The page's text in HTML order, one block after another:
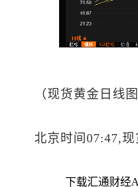
（现货黄金 日线
北京时间07:47,现
下载汇通财经